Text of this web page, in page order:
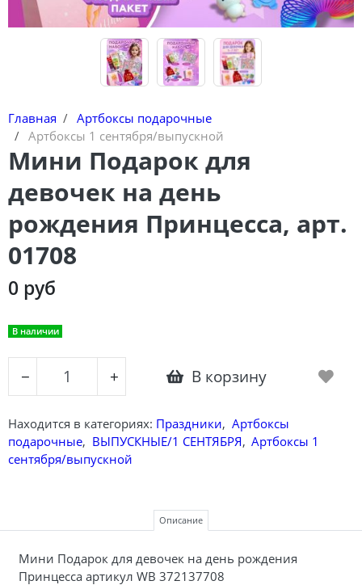
Главная
Артбоксы подарочные
Артбоксы 1 сентября/выпускной
Мини Подарок для
девочек на день
рождения Принцесса, арт.
01708
0 руб
В наличии
− + В корзину
Находится в категориях: Праздники, Артбоксы
подарочные, ВЫПУСКНЫЕ/1 СЕНТЯБРЯ, Артбоксы 1
сентября/выпускной
Описание
Мини Подарок для девочек на день рождения
Принцесса артикул WB 372137708